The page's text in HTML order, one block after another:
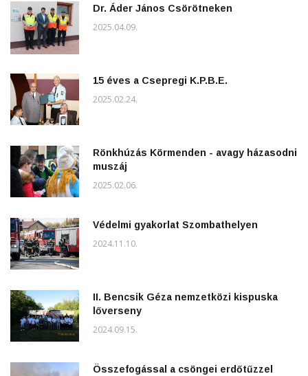
Dr. Áder János Csörötneken
2025.04.09.
15 éves a Csepregi K.P.B.E.
2025.02.24.
Rönkhúzás Körmenden - avagy házasodni
muszáj
2025.02.06.
Védelmi gyakorlat Szombathelyen
2024.11.10.
II. Bencsik Géza nemzetközi kispuska
lőverseny
2024.09.15.
Összefogással a csöngei erdőtűzzel